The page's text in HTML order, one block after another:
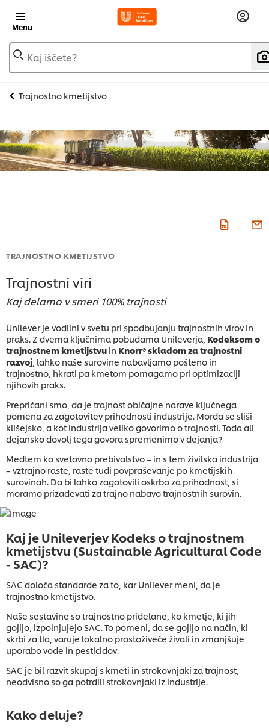
Menu
Kaj iščete?
Trajnostno kmetijstvo
TRAJNOSTNO KMETIJSTVO
Trajnostni viri
Kaj delamo v smeri 100% trajnosti
Unilever je vodilni v svetu pri spodbujanju trajnostnih virov in
praks. Z dvema ključnima pobudama Unileverja, Kodeksom o
trajnostnem kmetijstvu in Knorr® skladom za trajnostni
razvoj , lahko naše surovine nabavljamo pošteno in
trajnostno, hkrati pa kmetom pomagamo pri optimizaciji
njihovih praks.
Prepričani smo, da je trajnost običajne narave ključnega
pomena za zagotovitev prihodnosti industrije. Morda se sliši
klišejsko, a kot industrija veliko govorimo o trajnosti. Toda ali
dejansko dovolj tega govora spremenimo v dejanja?
Medtem ko svetovno prebivalstvo – in s tem živilska industrija
– vztrajno raste, raste tudi povpraševanje po kmetijskih
surovinah. Da bi lahko zagotovili oskrbo za prihodnost, si
moramo prizadevati za trajno nabavo trajnostnih surovin.
Kaj je Unileverjev Kodeks o trajnostnem
kmetijstvu (Sustainable Agricultural Code
- SAC)?
SAC določa standarde za to, kar Unilever meni, da je
trajnostno kmetijstvo.
Naše sestavine so trajnostno pridelane, ko kmetje, ki jih
gojijo, izpolnjujejo SAC. To pomeni, da se gojijo na način, ki
skrbi za tla, varuje lokalno prostoživeče živali in zmanjšuje
uporabo vode in pesticidov.
SAC je bil razvit skupaj s kmeti in strokovnjaki za trajnost,
neodvisno so ga potrdili strokovnjaki iz industrije.
Kako deluje?